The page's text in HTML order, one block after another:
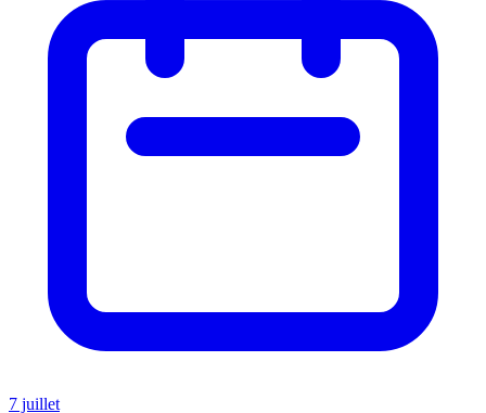
7 juillet